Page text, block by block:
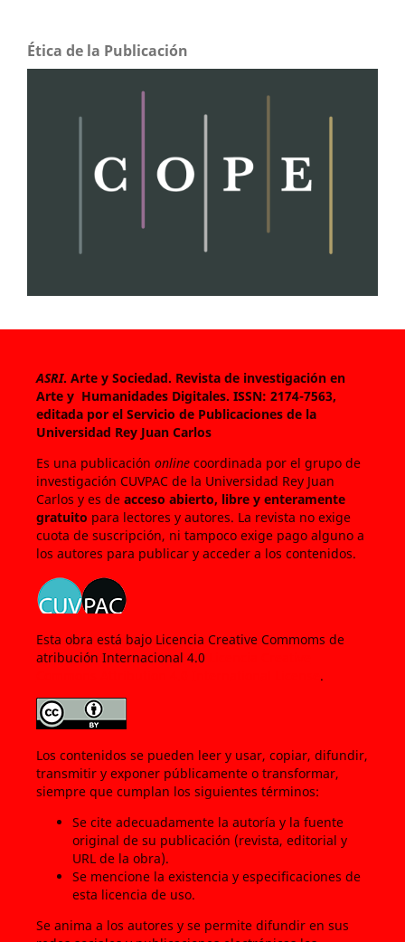
Ética de la Publicación
ASRI. Arte y Sociedad. Revista de investigación en
Arte y Humanidades Digitales. ISSN: 2174-7563,
editada por el Servicio de Publicaciones de la
Universidad Rey Juan Carlos
Es una publicación onlinecoordinada por el grupo de
investigación CUVPAC de la Universidad Rey Juan
Carlos y es de acceso abierto, libre y enteramente
gratuito para lectores y autores. La revista no exige
cuota de suscripción, ni tampoco exige pago alguno a
los autores para publicar y acceder a los contenidos.
Esta obra está bajo Licencia Creative Commoms de
atribución Internacional 4.0
.
Los contenidos se pueden leer y usar, copiar, difundir,
transmitir y exponer públicamente o transformar,
siempre que cumplan los siguientes términos:
Se cite adecuadamente la autoría y la fuente
original de su publicación (revista, editorial y
URL de la obra).
Se mencione la existencia y especificaciones de
esta licencia de uso.
Se anima a los autores y se permite difundir en sus